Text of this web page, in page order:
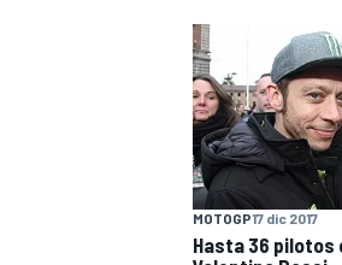
MOTOGP17 dic 2017
Hasta 36 pilotos